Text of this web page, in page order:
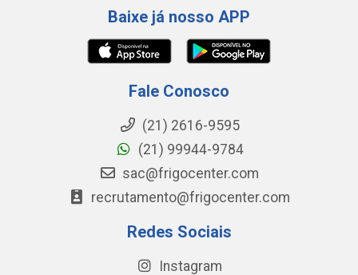
Baixe já nosso APP
Fale Conosco
(21) 2616-9595
(21) 99944-9784
sac@frigocenter.com
recrutamento@frigocenter.com
Redes Sociais
Instagram